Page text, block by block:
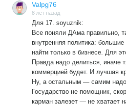
Valpg76
8 лет назад
Для 17. soyuznik:
Все поняли ДАма правильно,
внутренняя политика:
найти только в бизнесе. Для
Правда надо делиться, иначе
коммерцией будет. И лучшая
Ну, а остальным — самим
Государство не помощник,
карман залезет — не хватает